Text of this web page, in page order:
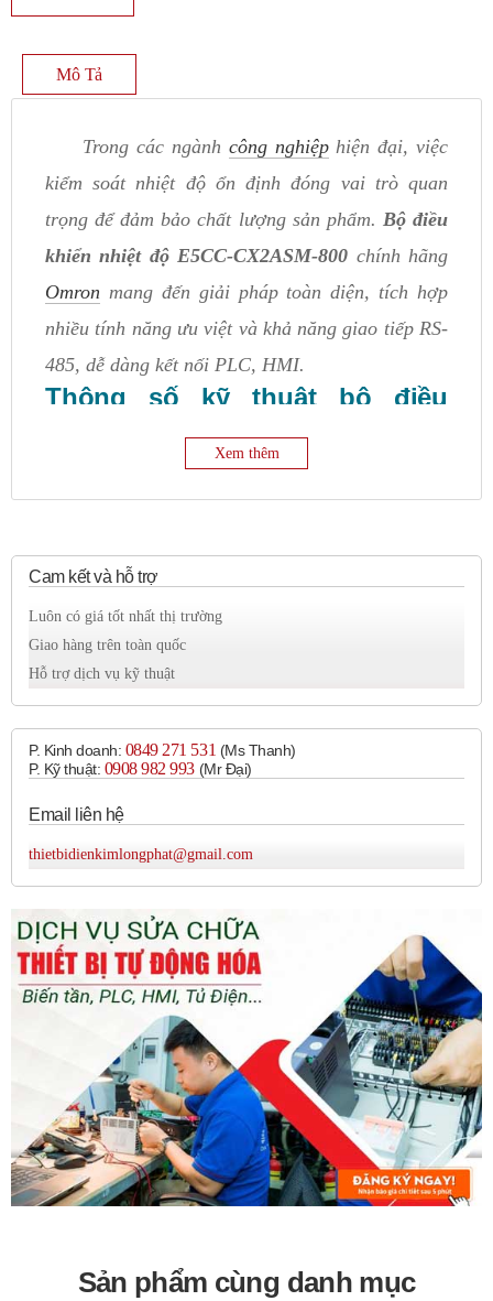
Mô Tả
Trong các ngành công nghiệphiện đại, việc
kiểm soát nhiệt độ ổn định đóng vai trò quan
trọng để đảm bảo chất lượng sản phẩm. Bộ điều
khiển nhiệt độ E5CC-CX2ASM-800 chính hãng
Omron mang đến giải pháp toàn diện, tích hợp
nhiều tính năng ưu việt và khả năng giao tiếp RS-
485, dễ dàng kết nối PLC, HMI.
Thông số kỹ thuật bộ điều
Thông số
Điện áp
nguồn
100 – 240 VAC
Ngõ ra
Relay, SSR, Analog
Tiếp điểm2 tiếp điểm SPST-NO
Xem thêm
Cam kết và hỗ trợ
Luôn có giá tốt nhất thị trường
Giao hàng trên toàn quốc
Hỗ trợ dịch vụ kỹ thuật
P. Kinh doanh: 0849 271 531 (Ms Thanh)
P. Kỹ thuật: 0908 982 993​ (Mr Đại)
Email liên hệ
thietbidienkimlongphat@gmail.com
Sản phẩm cùng danh mục